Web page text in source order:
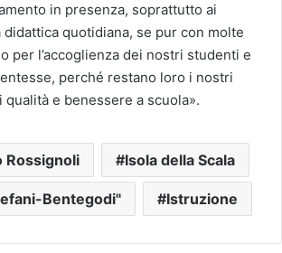
in presenza, soprattutto ai
quotidiana, se pur con molte
per l’accoglienza dei nostri studenti e
perché restano loro i nostri
e benessere a scuola».
Rossignoli Isola della Scala
Bentegodi" Istruzione